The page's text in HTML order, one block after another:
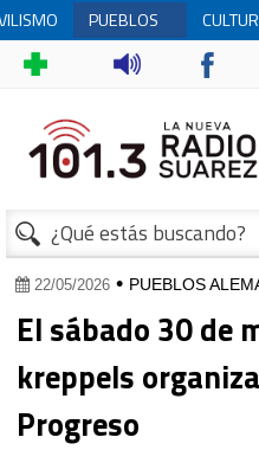
PUEBLOS
ALEMANES
22/05/2026• PUEBLOS
El sábado 30 de
kreppels
Progreso